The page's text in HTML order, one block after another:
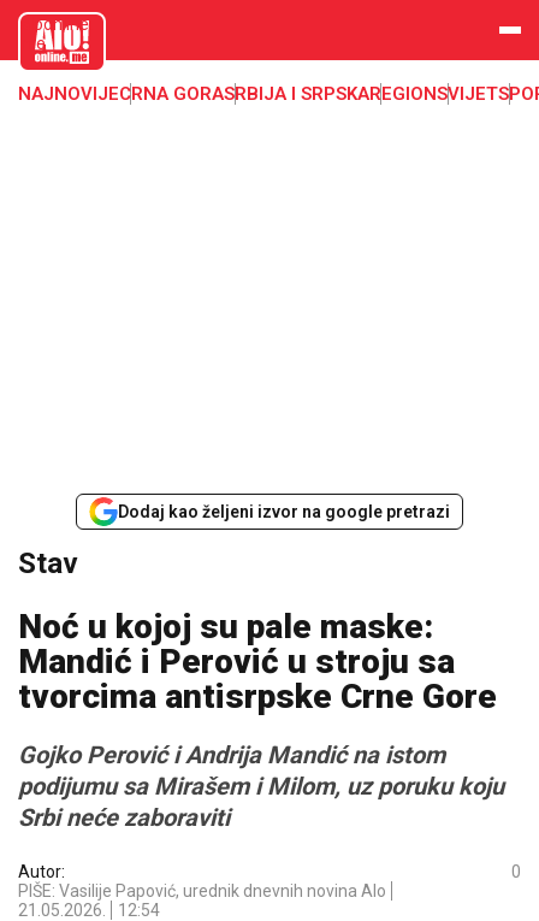
aloonline.
me
NAJNOVIJECRNA GORASRBIJA I SRPSKAREGIONSVIJET
Dodaj kao željeni izvor na google pretrazi
Stav
Noć u kojoj su pale maske:
Mandić i Perović u stroju sa
tvorcima antisrpske Crne Gore
Gojko Perović i Andrija Mandić na istom
podijumu sa Mirašem i Milom, uz poruku koju
Srbi neće zaboraviti
Autor:
PIŠE: Vasilije Papović, urednik dnevnih novina Alo
21.05.2026.
12:54
0